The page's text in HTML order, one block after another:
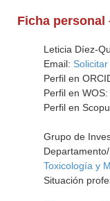
Ficha personal
Leticia Díez-
Email:
Perfil en
Perfil en WOS:
Perfil en
Grupo de
Toxicología y
Situación